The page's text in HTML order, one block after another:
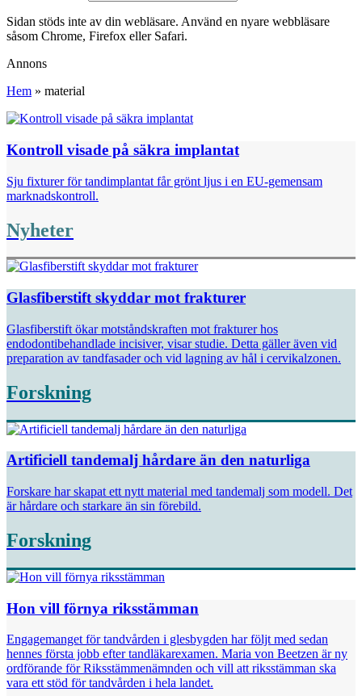
Sidan stöds inte av din webläsare. Använd en nyare webbläsare
såsom Chrome, Firefox eller Safari.
Annons
Hem » material
Kontroll visade på säkra implantat
Sju fixturer för tandimplantat får grönt ljus i en EU-gemensam
marknadskontroll.
Nyheter
Glasfiberstift skyddar mot frakturer
Glasfiberstift ökar motståndskraften mot frakturer hos
endodontibehandlade incisiver, visar studie. Detta gäller även vid
preparation av tandfasader och vid lagning av hål i cervikalzonen.
Forskning
Artificiell tandemalj hårdare än den naturliga
Forskare har skapat ett nytt material med tandemalj som modell. Det
är hårdare och starkare än sin förebild.
Forskning
Hon vill förnya riksstämman
Engagemanget för tandvården i glesbygden har följt med sedan
hennes första jobb efter tandläkarexamen. Maria von Beetzen är ny
ordförande för Riksstämmenämnden och vill att riksstämman ska
vara ett stöd för tandvården i hela landet.